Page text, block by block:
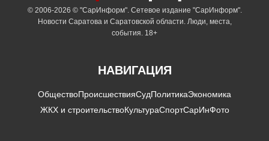
© 2006-2026 © "СарИнформ". Сетевое издание "СарИнформ".
Новости Саратова и Саратовской области. Люди, места,
события. 18+
НАВИГАЦИЯ
ОбществоПроисшествияСудПолитикаЭкономика
ЖКХ и строительствоКультураСпортСарИнФото